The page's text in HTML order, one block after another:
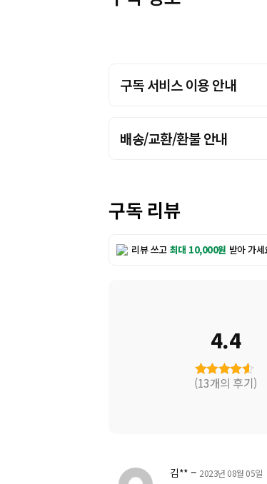
구독 서비스 이용 안내
배송/교환/환불 안내
구독 리뷰
리뷰 쓰고 최대 10,000원 받아 가세
4.4
5 중에서
(13개의 후기)
김** – 2023년 08월 05일